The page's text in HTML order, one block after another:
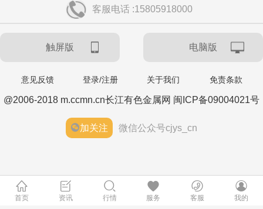
客服电话 :15805918000
触屏版 电脑版
意见反馈 登录/注册 关于我们 免责条款
@2006-2018 m.ccmn.cn长江有色金属网 闽ICP备09004021号
加关注 微信公众号cjys_cn
首页 资讯 行情 服务 客服 我的